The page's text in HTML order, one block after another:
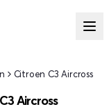
Citroen C3 Aircross
Aircross